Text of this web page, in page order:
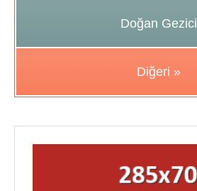
Doğan Gezici
Diğeri »